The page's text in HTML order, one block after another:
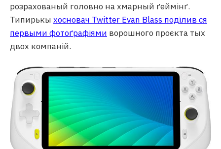
розрахованый головно на хмарный ґеймінґ.
Типирькы хосновач Twitter Evan Blass подїлив ся
первыми фотоґрафіями ворошного проєкта тых
двох компаній.